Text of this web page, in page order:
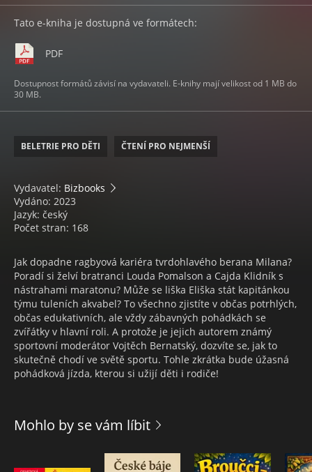
Tato e-kniha je dostupná ve formátech:
PDF
Dostupnost formátů závisí na vydavateli. E-knihy mají velikost od 1 MB do
30 MB.
BELETRIE PRO DĚTI ČTENÍ PRO NEJMENŠÍ
Vydavatel: Bizbooks
Vydáno: 2023
Jazyk: český
Počet stran: 168
Jak dopadne ragbyová kariéra tvrdohlavého berana Milana?
Poradí si želví bratranci Louda Pomalson a Cajda Klidník s
nástrahami maratonu? Může se liška Eliška stát kapitánkou
týmu tuleních akvabel? To všechno zjistíte v občas potrhlých,
občas edukativních, ale vždy zábavných pohádkách se
zvířátky v hlavní roli. A protože je jejich autorem známý
sportovní moderátor Vojtěch Bernatský, dozvíte se, jak to
skutečně chodí ve světě sportu. Tohle zkrátka bude úžasná
pohádková jízda, kterou si užijí děti i rodiče!
Mohlo by se vám líbit